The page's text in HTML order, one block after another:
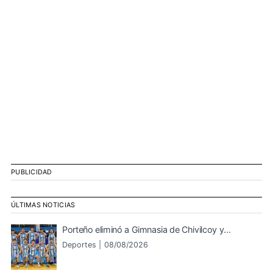
PUBLICIDAD
ÚLTIMAS NOTICIAS
Porteño eliminó a Gimnasia de Chivilcoy y...
Deportes | 08/08/2026